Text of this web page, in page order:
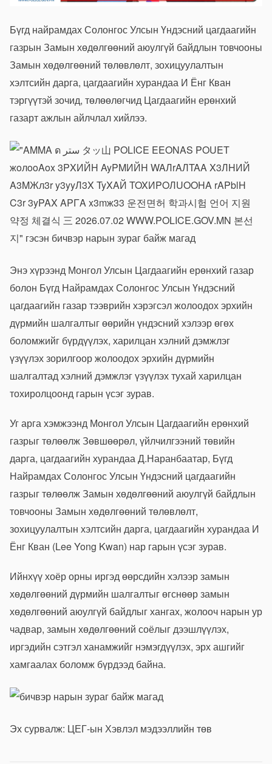
Бүгд найрамдах Солонгос Улсын Үндэсний цагдаагийн
газрын Замын хөдөлгөөний аюулгүй байдлын товчооны
Замын хөдөлгөөний төлөвлөлт, зохицуулалтын
хэлтсийн дарга, цагдаагийн хурандаа И Ёнг Кван
тэргүүтэй зочид, төлөөлөгчид Цагдаагийн ерөнхий
газарт ажлын айлчлал хийлээ.
Энэ хүрээнд Монгол Улсын Цагдаагийн ерөнхий газар
болон Бүгд Найрамдах Солонгос Улсын Үндэсний
цагдаагийн газар тээврийн хэрэгсэл жолоодох эрхийн
дүрмийн шалгалтыг өөрийн үндэсний хэлээр өгөх
боломжийг бүрдүүлэх, харилцан хэлний дэмжлэг
үзүүлэх зорилгоор жолоодох эрхийн дүрмийн
шалгалтад хэлний дэмжлэг үзүүлэх тухай харилцан
тохиролцоонд гарын үсэг зурав.
Уг арга хэмжээнд Монгол Улсын Цагдаагийн ерөнхий
газрыг төлөөлж Зөвшөөрөл, үйлчилгээний төвийн
дарга, цагдаагийн хурандаа Д.Наранбаатар, Бүгд
Найрамдах Солонгос Улсын Үндэсний цагдаагийн
газрыг төлөөлж Замын хөдөлгөөний аюулгүй байдлын
товчооны Замын хөдөлгөөний төлөвлөлт,
зохицуулалтын хэлтсийн дарга, цагдаагийн хурандаа И
Ёнг Кван (Lee Yong Kwan) нар гарын үсэг зурав.
Ийнхүү хоёр орны иргэд өөрсдийн хэлээр замын
хөдөлгөөний дүрмийн шалгалтыг өгснөөр замын
хөдөлгөөний аюулгүй байдлыг хангах, жолооч нарын ур
чадвар, замын хөдөлгөөний соёлыг дээшлүүлэх,
иргэдийн сэтгэл ханамжийг нэмэгдүүлэх, эрх ашгийг
хамгаалах боломж бүрдээд байна.
Эх сурвалж: ЦЕГ-ын Хэвлэл мэдээллийн төв